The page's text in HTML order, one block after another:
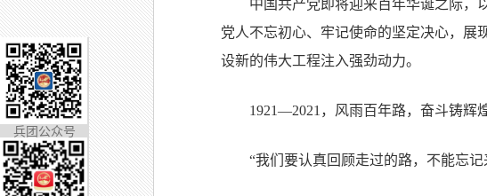
中国共产党即将迎来百年华诞之际，
党人不忘初心、牢记使命的坚定决心，展
设新的伟大工程注入强劲动力。
1921—2021，风雨百年路，奋斗铸
“我们要认真回顾走过的路，不能忘记
兵团公众号